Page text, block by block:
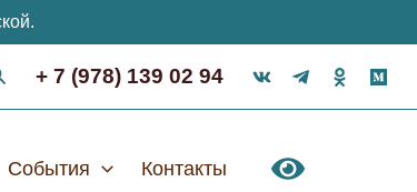
+ 7 (978) 139 02 94
События Контакты